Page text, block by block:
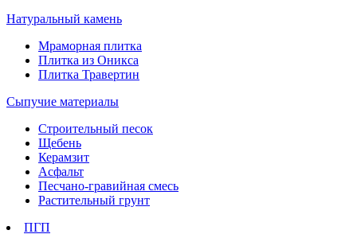
Натуральный камень
Мраморная плитка
Плитка из Оникса
Плитка Травертин
Сыпучие материалы
Строительный песок
Щебень
Керамзит
Асфальт
Песчано-гравийная смесь
Растительный грунт
ПГП